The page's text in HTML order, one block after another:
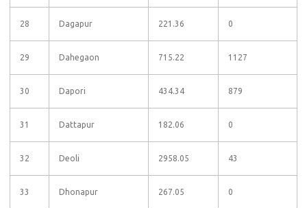
28 Dagapur 221.36 0
29 Dahegaon 715.22 1127
30 Dapori 434.34 879
31 Dattapur 182.06 0
32 Deoli 2958.05 43
33 Dhonapur 267.05 0